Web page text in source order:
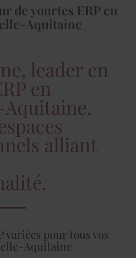
de yourtes ERP en
Aquitaine
leader en
en
alliant
variées pour tous vos
Aquitaine